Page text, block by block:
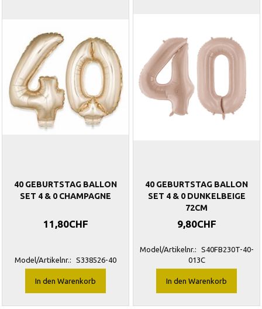
40 GEBURTSTAG BALLON
SET 4 & 0 CHAMPAGNE
11,80CHF
Model/Artikelnr.: S338526-40
In den Warenkorb
40 GEBURTSTAG BALLON
SET 4 & 0 DUNKELBEIGE
72CM
9,80CHF
Model/Artikelnr.:
S40FB230T-40-
013C
In den Warenkorb